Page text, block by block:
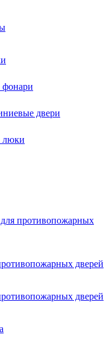
двери
люки
противопожарных
дверей
дверей